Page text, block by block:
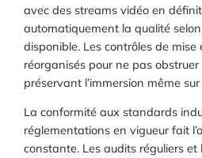
avec des streams vidéo en
automatiquement la qualité
disponible. Les contrôles de
réorganisés pour ne pas
préservant l’immersion même
La conformité aux standards
réglementations en vigueur fait
constante. Les audits réguliers et